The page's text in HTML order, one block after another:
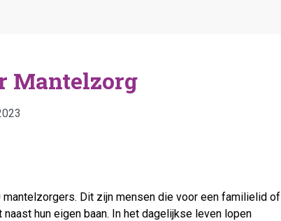
Mantelzorg
mantelzorgers. Dit zijn mensen die voor een familielid of
hun eigen baan. In het dagelijkse leven lopen